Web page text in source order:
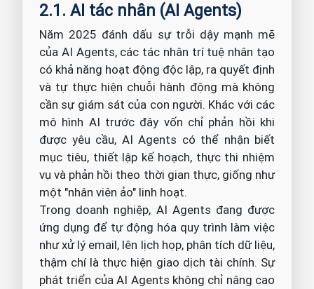
2.1. AI tác nhân (AI Agents)
Năm 2025 đánh dấu sự trỗi dậy mạnh mẽ
của AI Agents, các tác nhân trí tuệ nhân tạo
có khả năng hoạt động độc lập, ra quyết định
và tự thực hiện chuỗi hành động mà không
cần sự giám sát của con người. Khác với các
mô hình AI trước đây vốn chỉ phản hồi khi
được yêu cầu, AI Agents có thể nhận biết
mục tiêu, thiết lập kế hoạch, thực thi nhiệm
vụ và phản hồi theo thời gian thực, giống như
một "nhân viên ảo" linh hoạt.
Trong doanh nghiệp, AI Agents đang được
ứng dụng để tự động hóa quy trình làm việc
như xử lý email, lên lịch họp, phân tích dữ liệu,
thậm chí là thực hiện giao dịch tài chính. Sự
phát triển của AI Agents không chỉ nâng cao